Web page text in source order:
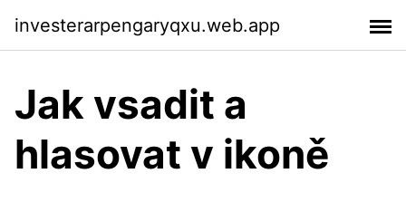
investerarpengaryqxu.web.app
Jak vsadit a
hlasovat v ikoně